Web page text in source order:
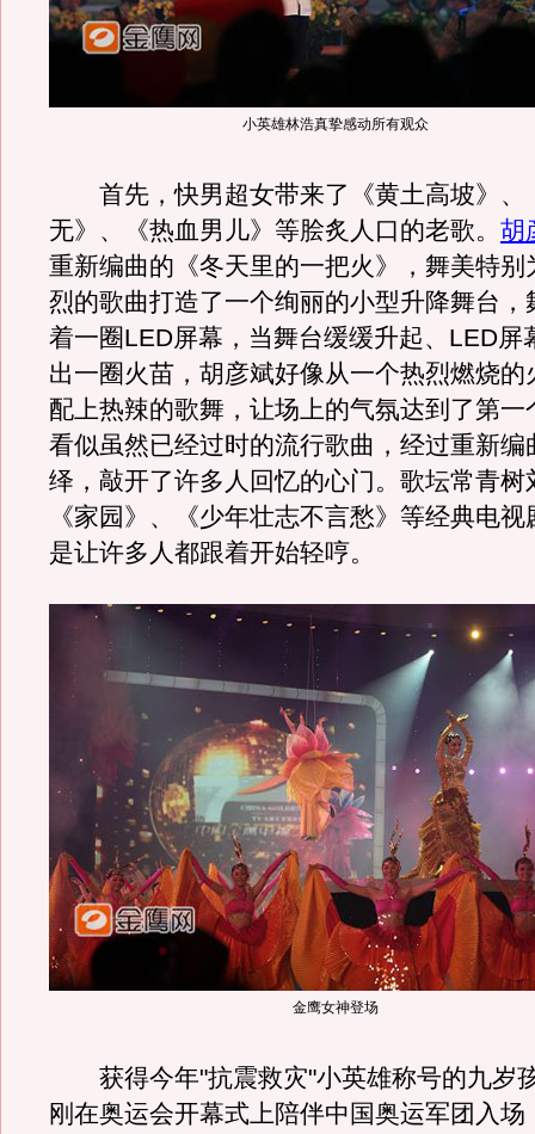
小英雄林浩真挚感动所有观众
首先，快男超女带来了《黄土高坡》、
无》、《热血男儿》等脍炙人口的老歌。 胡
重新编曲的《冬天里的一把火》，舞美特别
烈的歌曲打造了一个绚丽的小型升降舞台，
着一圈LED屏幕，当舞台缓缓升起、LED屏
出一圈火苗，胡彦斌好像从一个热烈燃烧的
配上热辣的歌舞，让场上的气氛达到了第一
看似虽然已经过时的流行歌曲，经过重新编
绎，敲开了许多人回忆的心门。歌坛常青树
《家园》、《少年壮志不言愁》等经典电
是让许多人都跟着开始轻哼。
金鹰女神登场
获得今年"抗震救灾"小英雄称号的九岁
刚在奥运会开幕式上陪伴中国奥运军团入场